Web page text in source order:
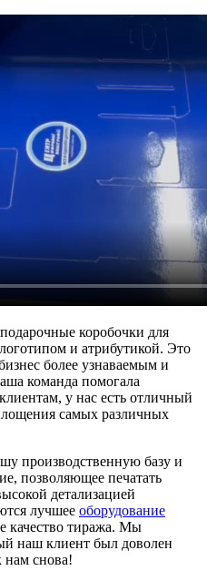
коробочки для
и атрибутикой. Это
более узнаваемым и
команда помогала
у нас есть отличный
самых различных
производственную базу и
позволяющее печатать
детализацией
лучшее оборудование
качество тиража. Мы
наш клиент был доволен
нам снова!